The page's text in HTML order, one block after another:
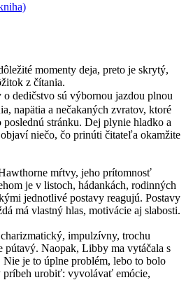
momenty deja, preto je skrytý,
z čítania.
o dedičstvo sú výbornou jazdou plnou
napätia a nečakaných zvratov, ktoré
stránku. Dej plynie hladko a
niečo, čo prinúti čitateľa okamžite
mŕtvy, jeho prítomnosť
je v listoch, hádankách, rodinných
jednotlivé postavy reagujú. Postavy
má vlastný hlas, motivácie aj slabosti.
impulzívny, trochu
pútavý. Naopak, Libby ma vytáčala s
Nie je to úplne problém, lebo to bolo
príbeh urobiť: vyvolávať emócie,